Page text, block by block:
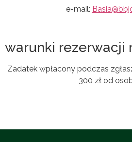
e-mail:
warunki rezerwacji
Zadatek wpłacony podczas
300 zł od